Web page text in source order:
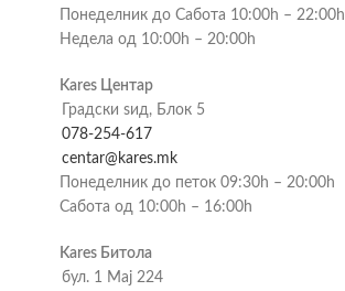
Понеделник до Сабота 10:00h – 22:00h
Недела од 10:00h – 20:00h
Kares Центар
Градски ѕид, Блок 5
078-254-617
centar@kares.mk
Понеделник до петок 09:30h – 20:00h
Сабота од 10:00h – 16:00h
Kares Битола
бул. 1 Мај 224